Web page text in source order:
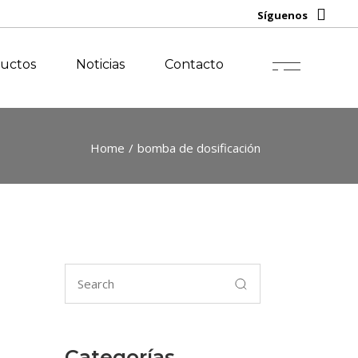
Síguenos
Noticias Contacto
Home bomba de dosificación